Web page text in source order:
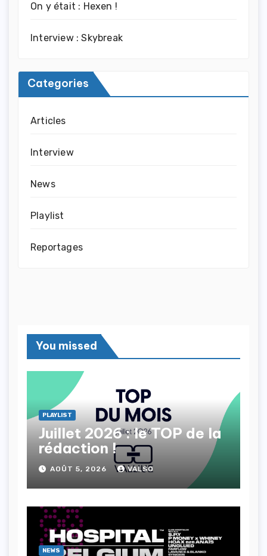
On y était : Hexen !
Interview : Skybreak
Categories
Articles
Interview
News
Playlist
Reportages
You missed
PLAYLIST
Juillet 2026 : le TOP de la
rédaction !
AOÛT 5, 2026 VALSO
NEWS